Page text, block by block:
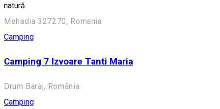
natură.
Mehadia 327270, Romania
Camping
Camping 7 Izvoare Tanti Maria
Drum Baraj, România
Camping